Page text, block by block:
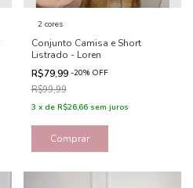
2 cores
Conjunto Camisa e Short
Listrado - Loren
R$79,99 -20% OFF
R$99,99
3 x de R$26,66 sem juros
Comprar